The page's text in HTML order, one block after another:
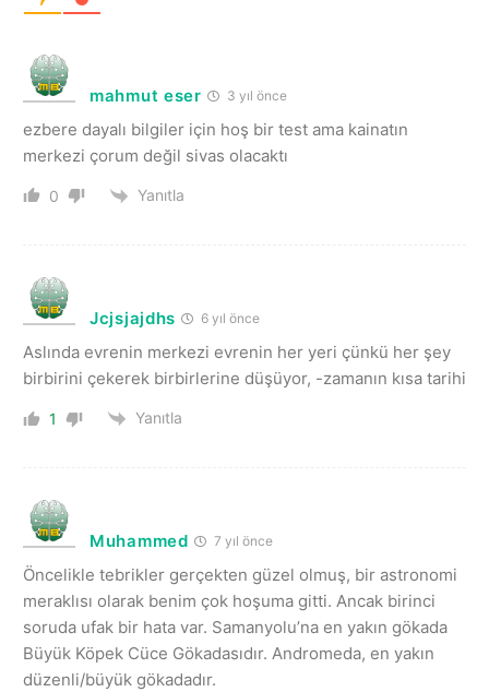
mahmut eser 3 yıl önce
ezbere dayalı bilgiler için hoş bir test ama kainatın
merkezi çorum değil sivas olacaktı
0 Yanıtla
Jcjsjajdhs 6 yıl önce
Aslında evrenin merkezi evrenin her yeri çünkü her şey
birbirini çekerek birbirlerine düşüyor, -zamanın kısa tarihi
1 Yanıtla
Muhammed 7 yıl önce
Öncelikle tebrikler gerçekten güzel olmuş, bir astronomi
meraklısı olarak benim çok hoşuma gitti. Ancak birinci
soruda ufak bir hata var. Samanyolu’na en yakın gökada
Büyük Köpek Cüce Gökadasıdır. Andromeda, en yakın
düzenli/büyük gökadadır.